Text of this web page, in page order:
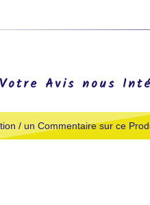
Votre Avis nous
/ un Commentaire sur ce